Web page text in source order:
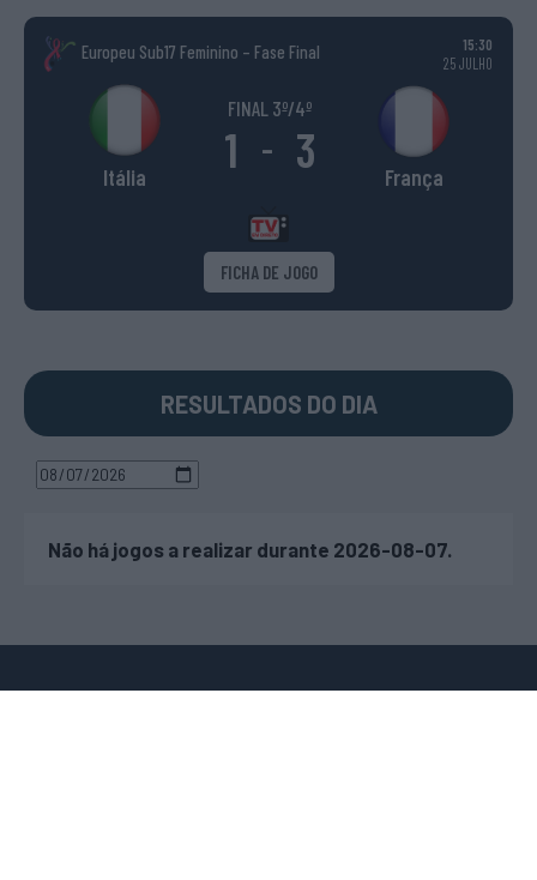
Europeu Sub17 Feminino – Fase Final
15:30
25 JULHO
Itália
FINAL 3º/4º
1 - 3 França
FICHA DE JOGO
RESULTADOS DO DIA
Não há jogos a realizar durante 2026-08-07.